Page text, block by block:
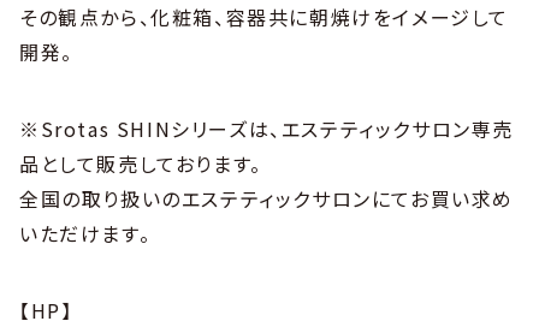
その観点から、化粧箱、容器共に朝焼けをイメージして
開発。
※Srotas SHINシリーズは、エステティックサロン専売
品として販売しております。
全国の取り扱いのエステティックサロンにてお買い求め
いただけます。
【HP】